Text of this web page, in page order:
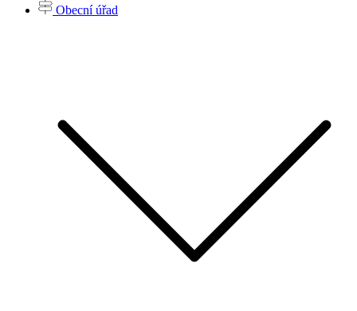
Obecní úřad